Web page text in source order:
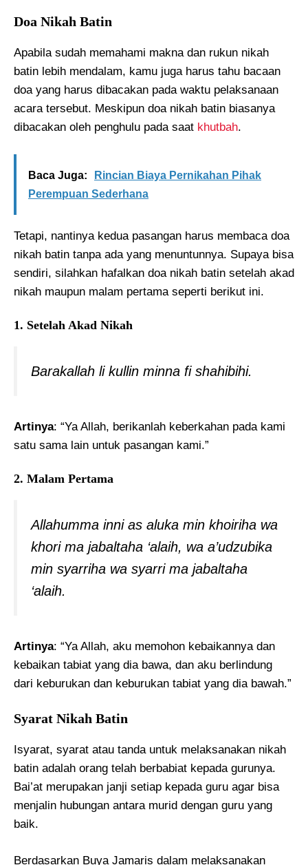
Doa Nikah Batin
Apabila sudah memahami makna dan rukun nikah
batin lebih mendalam, kamu juga harus tahu bacaan
doa yang harus dibacakan pada waktu pelaksanaan
acara tersebut. Meskipun doa nikah batin biasanya
dibacakan oleh penghulu pada saat khutbah.
Baca Juga:
Rincian Biaya Pernikahan Pihak
Perempuan Sederhana
Tetapi, nantinya kedua pasangan harus membaca doa
nikah batin tanpa ada yang menuntunnya. Supaya bisa
sendiri, silahkan hafalkan doa nikah batin setelah akad
nikah maupun malam pertama seperti berikut ini.
1. Setelah Akad Nikah
Barakallah li kullin minna fi shahibihi.
Artinya: “Ya Allah, berikanlah keberkahan pada kami
satu sama lain untuk pasangan kami.”
2. Malam Pertama
Allahumma inni as aluka min khoiriha wa
khori ma jabaltaha ‘alaih, wa a’udzubika
min syarriha wa syarri ma jabaltaha
‘alaih.
Artinya: “Ya Allah, aku memohon kebaikannya dan
kebaikan tabiat yang dia bawa, dan aku berlindung
dari keburukan dan keburukan tabiat yang dia bawah.”
Syarat Nikah Batin
Isyarat, syarat atau tanda untuk melaksanakan nikah
batin adalah orang telah berbabiat kepada gurunya.
Bai’at merupakan janji setiap kepada guru agar bisa
menjalin hubungan antara murid dengan guru yang
baik.
Berdasarkan Buya Jamaris dalam melaksanakan